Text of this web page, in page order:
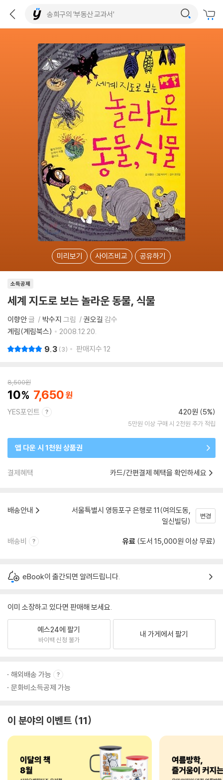
미리보기 사이즈비교 공유하기
소득공제
세계 지도로 보는 놀라운 동물, 식물
이향안글 박수지 그림 권오길 감수
계림(계림북스)
2008.12.20.
9.3 3 판매지수 12
8,500원
10 7,650
YES포인트 420원 (5%)
5만원 이상 구매 시 2천원 추가 적립
앱 다운 시 1천원 상품권
결제혜택 카드/간편결제 혜택을 확인하세요
배송안내
서울특별시 영등포구 은행로 11(여의도동,
일신빌딩)
변경
배송비 유료 (도서 15,000원 이상 무료)
eBook이 출간되면 알려드립니다.
이미 소장하고 있다면 판매해 보세요.
예스24에 팔기
바이백 신청 불가
내 가게에서 팔기
해외배송 가능
문화비소득공제 가능
이 분야의 이벤트 11